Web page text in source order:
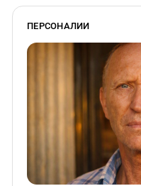
ПЕРСОНАЛИИ